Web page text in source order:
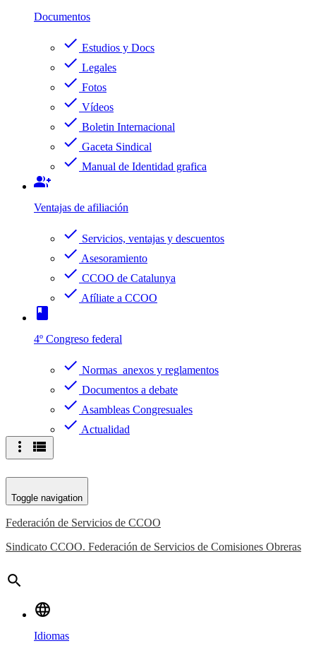
Documentos
check Estudios y Docs
check Legales
check Fotos
check Vídeos
check Boletin Internacional
check Gaceta Sindical
check Manual de Identidad grafica
group_add
Ventajas de afiliación
check Servicios, ventajas y descuentos
check Asesoramiento
check CCOO de Catalunya
check Afíliate a CCOO
book
4º Congreso federal
check Normas anexos y reglamentos
check Documentos a debate
check Asambleas Congresuales
check Actualidad
more_vert view_list
Toggle navigation
Federación de Servicios de CCOO
Sindicato CCOO. Federación de Servicios de Comisiones Obreras
search
language
Idiomas